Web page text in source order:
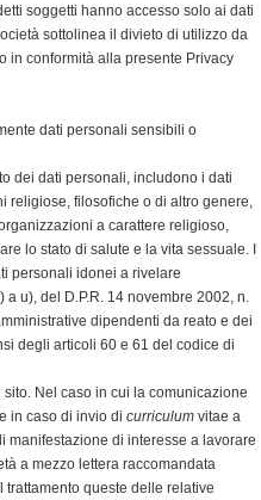
soggetti hanno accesso solo ai dati
sottolinea il divieto di utilizzo da
in conformità alla presente Privacy
dati personali sensibili o
dei dati personali, includono i dati
religiose, filosofiche o di altro genere,
a carattere religioso,
lo stato di salute e la vita sessuale. I
personali idonei a rivelare
u), del D.P.R. 14 novembre 2002, n.
dipendenti da reato e dei
degli articoli 60 e 61 del codice di
Nel caso in cui la comunicazione
in caso di invio di curriculum vitae a
manifestazione di interesse a lavorare
a mezzo lettera raccomandata
queste delle relative